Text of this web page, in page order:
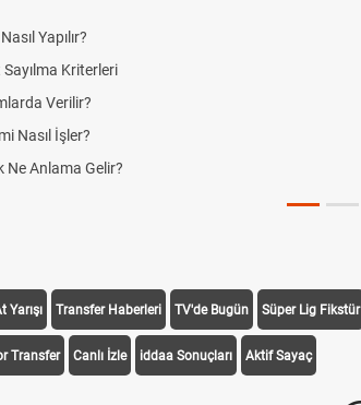
Yapılır?
Kriterleri
Verilir?
Nasıl İşler?
Ne Anlama Gelir?
Yarışı Transfer Haberleri TV'de Bugün Süper Lig Fikstür
Transfer Canlı İzle iddaa Sonuçları Aktif Sayaç